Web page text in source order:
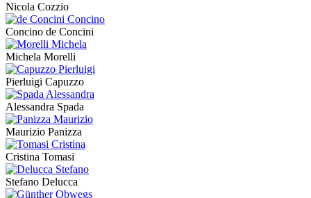
Nicola Cozzio
Concino de Concini
Michela Morelli
Pierluigi Capuzzo
Alessandra Spada
Maurizio Panizza
Cristina Tomasi
Stefano Delucca